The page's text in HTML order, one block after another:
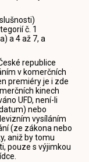
č. 1
a 4 až 7, a
republice
v komerčních
premiéry je i zde
kinech
UFD, není-li
nebo
vysíláním
(ze zákona nebo
aniž by tomu
pouze s výjimkou